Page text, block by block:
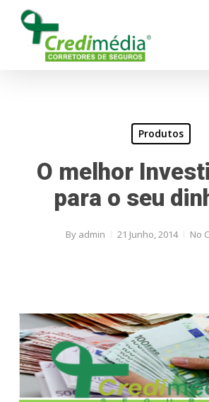
Produtos
O melhor
para o seu
By admin 21 Junho, 2014 No